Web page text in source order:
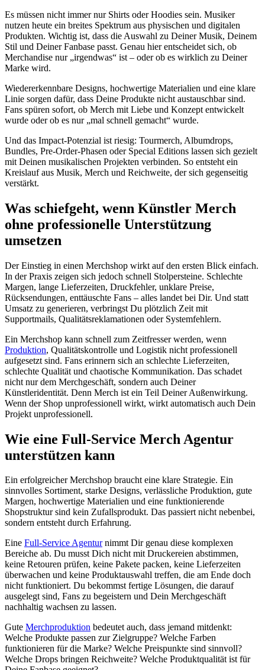
Es müssen nicht immer nur Shirts oder Hoodies sein. Musiker
nutzen heute ein breites Spektrum aus physischen und digitalen
Produkten. Wichtig ist, dass die Auswahl zu Deiner Musik, Deinem
Stil und Deiner Fanbase passt. Genau hier entscheidet sich, ob
Merchandise nur „irgendwas“ ist – oder ob es wirklich zu Deiner
Marke wird.
Wiedererkennbare Designs, hochwertige Materialien und eine klare
Linie sorgen dafür, dass Deine Produkte nicht austauschbar sind.
Fans spüren sofort, ob Merch mit Liebe und Konzept entwickelt
wurde oder ob es nur „mal schnell gemacht“ wurde.
Und das Impact-Potenzial ist riesig: Tourmerch, Albumdrops,
Bundles, Pre-Order-Phasen oder Special Editions lassen sich gezielt
mit Deinen musikalischen Projekten verbinden. So entsteht ein
Kreislauf aus Musik, Merch und Reichweite, der sich gegenseitig
verstärkt.
Was schiefgeht, wenn Künstler Merch
ohne professionelle Unterstützung
umsetzen
Der Einstieg in einen Merchshop wirkt auf den ersten Blick einfach.
In der Praxis zeigen sich jedoch schnell Stolpersteine. Schlechte
Margen, lange Lieferzeiten, Druckfehler, unklare Preise,
Rücksendungen, enttäuschte Fans – alles landet bei Dir. Und statt
Umsatz zu generieren, verbringst Du plötzlich Zeit mit
Supportmails, Qualitätsreklamationen oder Systemfehlern.
Ein Merchshop kann schnell zum Zeitfresser werden, wenn
Produktion, Qualitätskontrolle und Logistik nicht professionell
aufgesetzt sind. Fans erinnern sich an schlechte Lieferzeiten,
schlechte Qualität und chaotische Kommunikation. Das schadet
nicht nur dem Merchgeschäft, sondern auch Deiner
Künstleridentität. Denn Merch ist ein Teil Deiner Außenwirkung.
Wenn der Shop unprofessionell wirkt, wirkt automatisch auch Dein
Projekt unprofessionell.
Wie eine Full-Service Merch Agentur
unterstützen kann
Ein erfolgreicher Merchshop braucht eine klare Strategie. Ein
sinnvolles Sortiment, starke Designs, verlässliche Produktion, gute
Margen, hochwertige Materialien und eine funktionierende
Shopstruktur sind kein Zufallsprodukt. Das passiert nicht nebenbei,
sondern entsteht durch Erfahrung.
Eine Full-Service Agenturnimmt Dir genau diese komplexen
Bereiche ab. Du musst Dich nicht mit Druckereien abstimmen,
keine Retouren prüfen, keine Pakete packen, keine Lieferzeiten
überwachen und keine Produktauswahl treffen, die am Ende doch
nicht funktioniert. Du bekommst fertige Lösungen, die darauf
ausgelegt sind, Fans zu begeistern und Dein Merchgeschäft
nachhaltig wachsen zu lassen.
Gute Merchproduktion bedeutet auch, dass jemand mitdenkt:
Welche Produkte passen zur Zielgruppe? Welche Farben
funktionieren für die Marke? Welche Preispunkte sind sinnvoll?
Welche Drops bringen Reichweite? Welche Produktqualität ist für